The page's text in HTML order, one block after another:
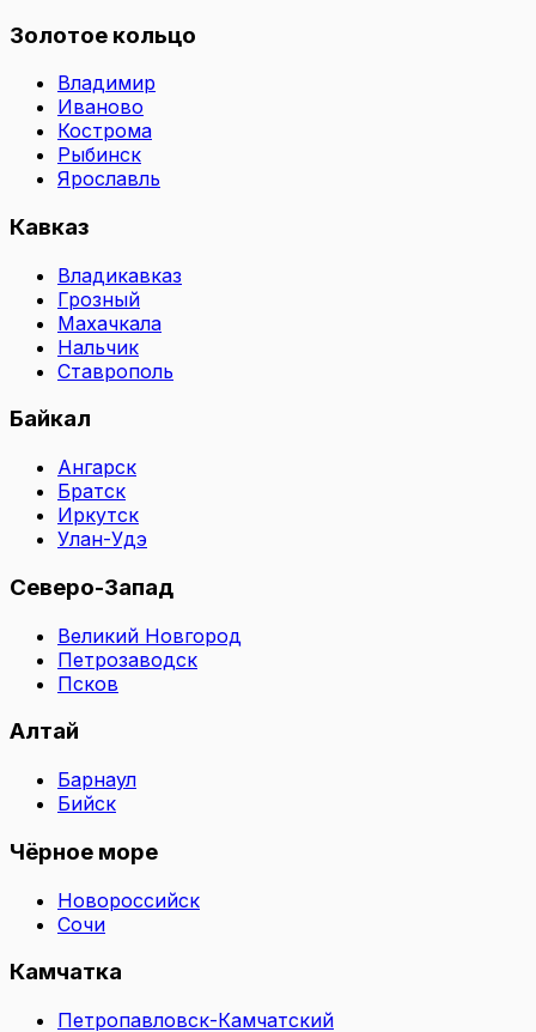
Золотое кольцо
Владимир
Иваново
Кострома
Рыбинск
Ярославль
Кавказ
Владикавказ
Грозный
Махачкала
Нальчик
Ставрополь
Байкал
Ангарск
Братск
Иркутск
Улан-Удэ
Северо-Запад
Великий Новгород
Петрозаводск
Псков
Алтай
Барнаул
Бийск
Чёрное море
Новороссийск
Сочи
Камчатка
Петропавловск-Камчатский